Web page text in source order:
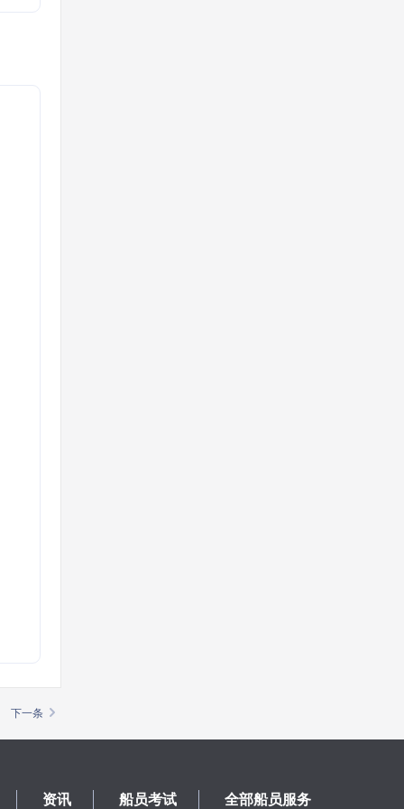
下一条
资讯 船员考试 全部船员服务